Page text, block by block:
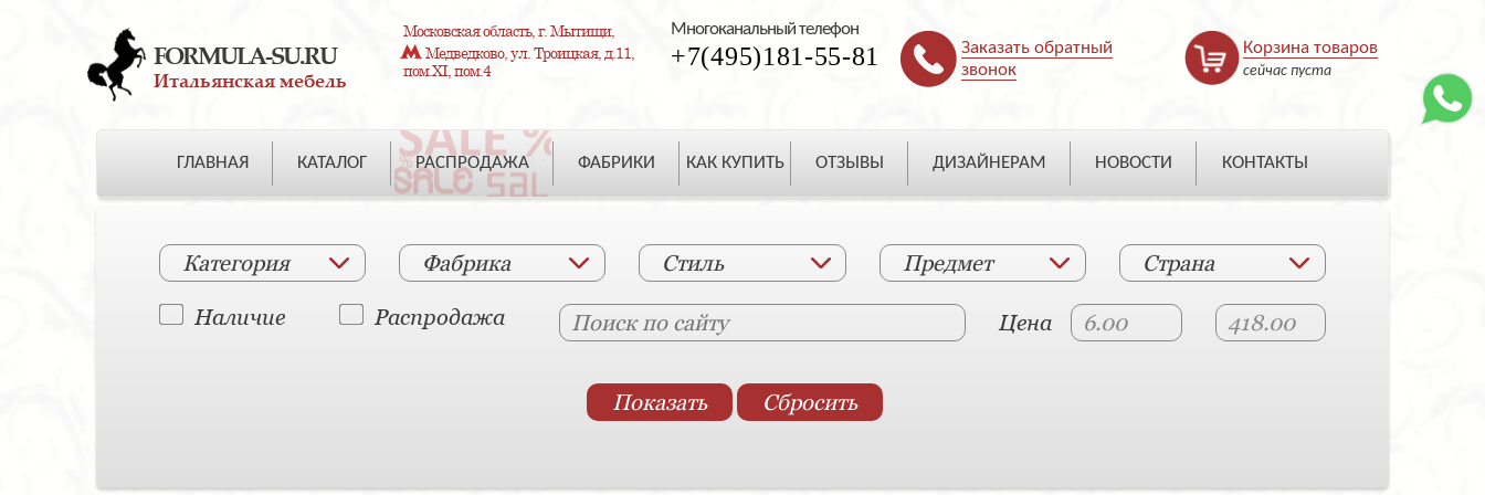
FORMULA-SU.RU
Итальянская мебель
Московская область, г. Мытищи,
Медведково, ул. Троицкая, д.11,
пом.XI, пом.4
Многоканальный телефон
+7(495)181-55-81
Заказать обратный
звонок
Корзина товаров
сейчас пуста
ГЛАВНАЯ КАТАЛОГ РАСПРОДАЖА ФАБРИКИ КАК КУПИТЬ ОТЗЫВЫ ДИЗАЙНЕРАМ НОВОСТИ КОНТАКТЫ
Категория Фабрика Стиль Предмет Страна
Наличие Распродажа Цена